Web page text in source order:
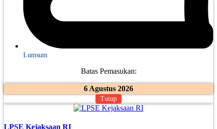
Lumsum
Batas Pemasukan:
6 Agustus 2026
Tutup
LPSE Kejaksaan RI